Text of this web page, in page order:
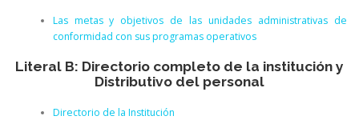
Las metas y objetivos de las unidades administrativas de
conformidad con sus programas operativos
Literal B: Directorio completo de la institución y
Distributivo del personal
Directorio de la Institución